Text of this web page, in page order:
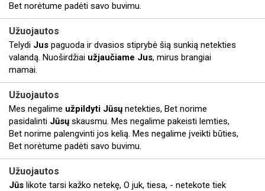
Bet norėtume padėti savo buvimu.
Užuojautos
Telydi Jus paguoda ir dvasios stiprybė šią sunkią netekties
valandą. Nuoširdžiai užjaučiame Jus, mirus brangiai
mamai.
Užuojautos
Mes negalime užpildyti Jūsų netekties, Bet norime
pasidalinti Jūsų skausmu. Mes negalime pakeisti lemties,
Bet norime palengvinti jos kelią. Mes negalime įveikti būties,
Bet norėtume padėti savo buvimu.
Užuojautos
Jūs likote tarsi kažko netekę, O juk, tiesa, - netekote tiek